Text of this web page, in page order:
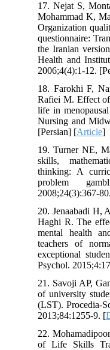
17. Nejat S,
Mohammad K,
Organization
questionnaire:
the Iranian
Health and
2006;4(4):1-12.
18. Farokhi F,
Rafiei M. Effect
life in
Nursing and
[Persian] [Article
19. Turner NE,
skills,
thinking: A
problem
2008;24(3):367-
20. Jenaabadi
Haghi R. The
mental health
teachers of
exceptional
Psychol.
21. Savoji AP,
of university
(LST). Procedia-
2013;84:1255-9.
22.
of Life Skills